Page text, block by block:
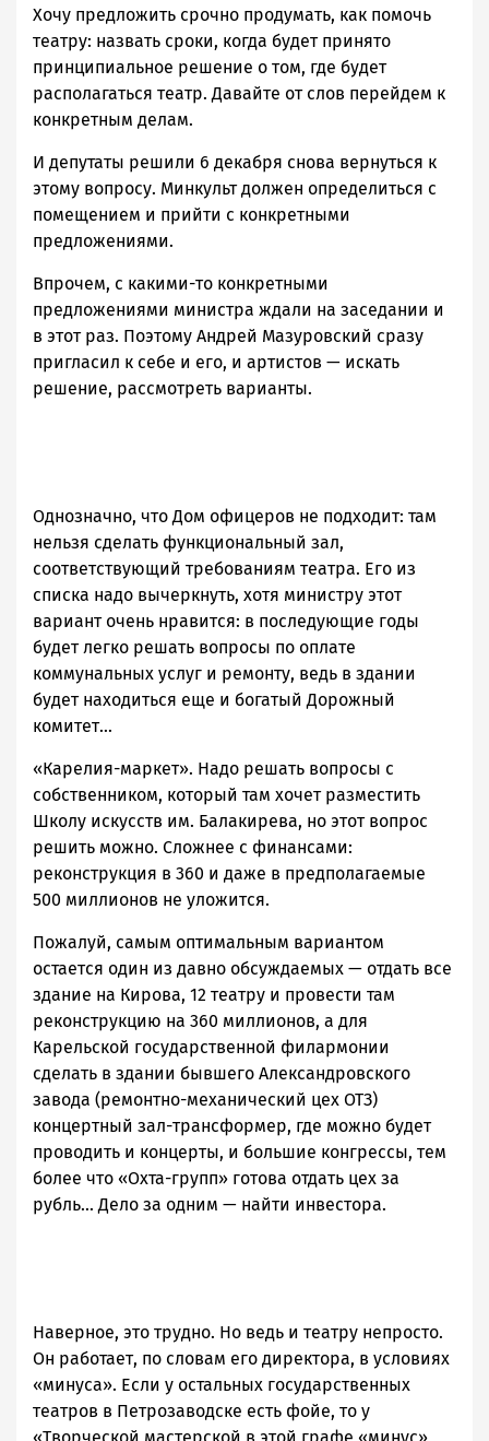
Хочу предложить срочно продумать, как помочь
театру: назвать сроки, когда будет принято
принципиальное решение о том, где будет
располагаться театр. Давайте от слов перейдем к
конкретным делам.
И депутаты решили 6 декабря снова вернуться к
этому вопросу. Минкульт должен определиться с
помещением и прийти с конкретными
предложениями.
Впрочем, с какими-то конкретными
предложениями министра ждали на заседании и
в этот раз. Поэтому Андрей Мазуровский сразу
пригласил к себе и его, и артистов — искать
решение, рассмотреть варианты.
Однозначно, что Дом офицеров не подходит: там
нельзя сделать функциональный зал,
соответствующий требованиям театра. Его из
списка надо вычеркнуть, хотя министру этот
вариант очень нравится: в последующие годы
будет легко решать вопросы по оплате
коммунальных услуг и ремонту, ведь в здании
будет находиться еще и богатый Дорожный
комитет...
«Карелия-маркет». Надо решать вопросы с
собственником, который там хочет разместить
Школу искусств им. Балакирева, но этот вопрос
решить можно. Сложнее с финансами:
реконструкция в 360 и даже в предполагаемые
500 миллионов не уложится.
Пожалуй, самым оптимальным вариантом
остается один из давно обсуждаемых — отдать все
здание на Кирова, 12 театру и провести там
реконструкцию на 360 миллионов, а для
Карельской государственной филармонии
сделать в здании бывшего Александровского
завода (ремонтно-механический цех ОТЗ)
концертный зал-трансформер, где можно будет
проводить и концерты, и большие конгрессы, тем
более что «Охта-групп» готова отдать цех за
рубль... Дело за одним — найти инвестора.
Наверное, это трудно. Но ведь и театру непросто.
Он работает, по словам его директора, в условиях
«минуса». Если у остальных государственных
театров в Петрозаводске есть фойе, то у